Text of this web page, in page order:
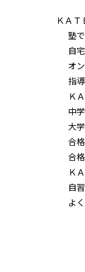
ＫＡＴ
塾
自
オ
指
Ｋ
中
大
合
合
Ｋ
自
よ